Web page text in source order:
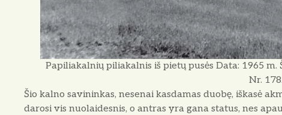
Papiliakalnių piliakalnis iš pietų pusės Data: 1965
Nr.
Šio kalno savininkas, nesenai kasdamas duobę, iškasė
darosi vis nuolaidesnis, o antras yra gana status, nes